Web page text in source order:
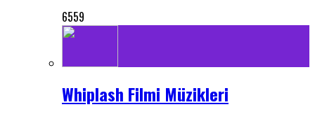
6559
Whiplash Filmi Müzikleri